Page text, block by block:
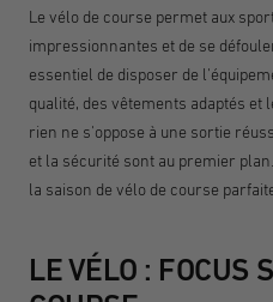
Le vélo de course permet aux
impressionnantes et de se
essentiel de disposer de
qualité, des vêtements adaptés
rien ne s'oppose à une sortie
et la sécurité sont au premier
la saison de vélo de course
LE VÉLO : FOCUS